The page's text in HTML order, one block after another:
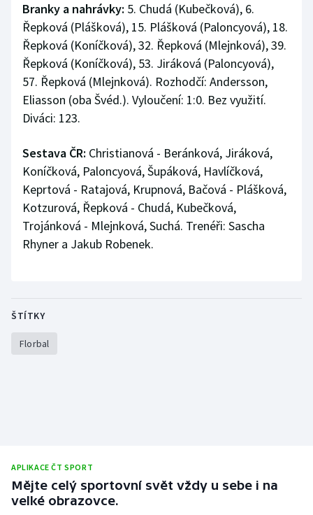
Branky a nahrávky: 5. Chudá (Kubečková), 6.
Řepková (Plášková), 15. Plášková (Paloncyová), 18.
Řepková (Koníčková), 32. Řepková (Mlejnková), 39.
Řepková (Koníčková), 53. Jiráková (Paloncyová),
57. Řepková (Mlejnková). Rozhodčí: Andersson,
Eliasson (oba Švéd.). Vyloučení: 1:0. Bez využití.
Diváci: 123.
Sestava ČR: Christianová - Beránková, Jiráková,
Koníčková, Paloncyová, Šupáková, Havlíčková,
Keprtová - Ratajová, Krupnová, Bačová - Plášková,
Kotzurová, Řepková - Chudá, Kubečková,
Trojánková - Mlejnková, Suchá. Trenéři: Sascha
Rhyner a Jakub Robenek.
ŠTÍTKY
Florbal
APLIKACE ČT SPORT
Mějte celý sportovní svět vždy u sebe i na
velké obrazovce.